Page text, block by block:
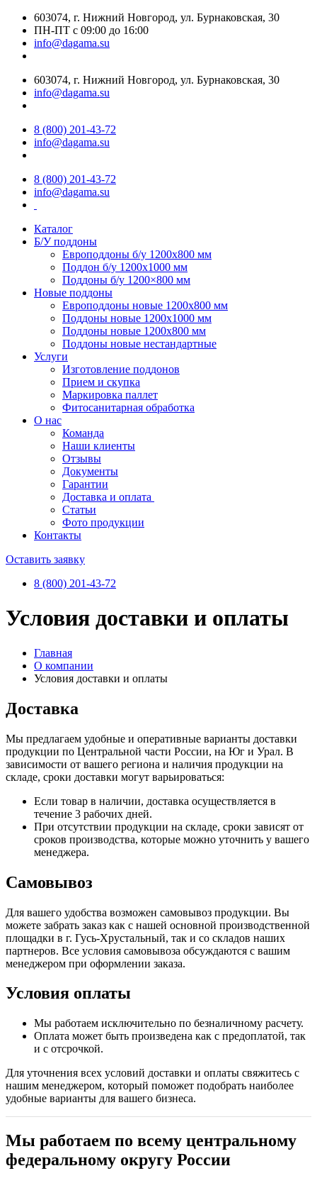
603074, г. Нижний Новгород, ул. Бурнаковская, 30
ПН-ПТ с 09:00 до 16:00
info@dagama.su
603074, г. Нижний Новгород, ул. Бурнаковская, 30
info@dagama.su
8 (800) 201-43-72
info@dagama.su
8 (800) 201-43-72
info@dagama.su
Каталог
Б/У поддоны
Европоддоны б/у 1200х800 мм
Поддон б/у 1200х1000 мм
Поддоны б/у 1200×800 мм
Новые поддоны
Европоддоны новые 1200х800 мм
Поддоны новые 1200х1000 мм
Поддоны новые 1200х800 мм
Поддоны новые нестандартные
Услуги
Изготовление поддонов
Прием и скупка
Маркировка паллет
Фитосанитарная обработка
О нас
Команда
Наши клиенты
Отзывы
Документы
Гарантии
Доставка и оплата
Статьи
Фото продукции
Контакты
Оставить заявку
8 (800) 201-43-72
Условия доставки и оплаты
Главная
О компании
Условия доставки и оплаты
Доставка
Мы предлагаем удобные и оперативные варианты доставки
продукции по Центральной части России, на Юг и Урал. В
зависимости от вашего региона и наличия продукции на
складе, сроки доставки могут варьироваться:
Если товар в наличии, доставка осуществляется в
течение 3 рабочих дней.
При отсутствии продукции на складе, сроки зависят от
сроков производства, которые можно уточнить у вашего
менеджера.
Самовывоз
Для вашего удобства возможен самовывоз продукции. Вы
можете забрать заказ как с нашей основной производственной
площадки в г. Гусь-Хрустальный, так и со складов наших
партнеров. Все условия самовывоза обсуждаются с вашим
менеджером при оформлении заказа.
Условия оплаты
Мы работаем исключительно по безналичному расчету.
Оплата может быть произведена как с предоплатой, так
и с отсрочкой.
Для уточнения всех условий доставки и оплаты свяжитесь с
нашим менеджером, который поможет подобрать наиболее
удобные варианты для вашего бизнеса.
Мы работаем по всему центральному
федеральному округу России